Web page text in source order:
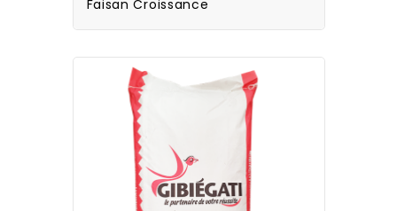
Faisan Croissance